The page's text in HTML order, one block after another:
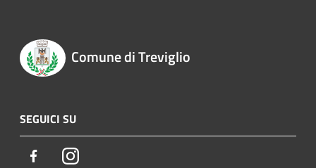
Comune di Treviglio
SEGUICI SU
FacebookInstagram